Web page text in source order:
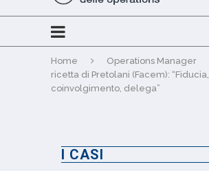
Home Operations Manager
ricetta di Pretolani (Facem): “Fiducia,
coinvolgimento, delega”
I CASI